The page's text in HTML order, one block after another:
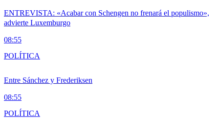
ENTREVISTA: «Acabar con Schengen no frenará el populismo»,
advierte Luxemburgo
08:55
Entre Sánchez y Frederiksen
08:55
POLÍTICA
POLÍTICA